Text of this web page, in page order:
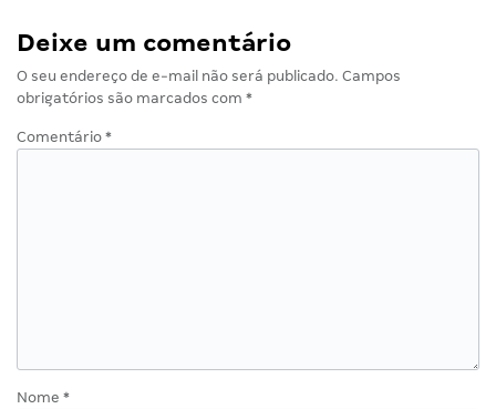
Deixe um comentário
O seu endereço de e-mail não será publicado. Campos
obrigatórios são marcados com *
Comentário *
Nome *